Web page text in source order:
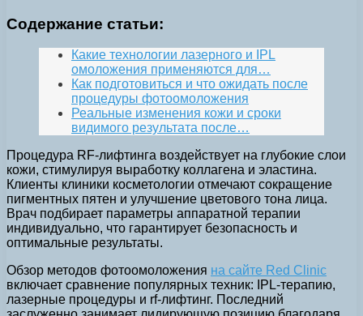
Содержание статьи:
Какие технологии лазерного и IPL
омоложения применяются для…
Как подготовиться и что ожидать после
процедуры фотоомоложения
Реальные изменения кожи и сроки
видимого результата после…
Процедура RF-лифтинга воздействует на глубокие слои
кожи, стимулируя выработку коллагена и эластина.
Клиенты клиники косметологии отмечают сокращение
пигментных пятен и улучшение цветового тона лица.
Врач подбирает параметры аппаратной терапии
индивидуально, что гарантирует безопасность и
оптимальные результаты.
Обзор методов фотоомоложения на сайте Red Clinic
включает сравнение популярных техник: IPL-терапию,
лазерные процедуры и rf-лифтинг. Последний